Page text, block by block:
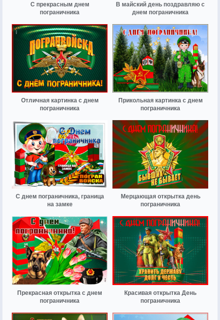
С прекрасным днем
пограничника
В майский день поздравляю с
днем пограничника
Отличная картинка с днем
пограничника
Прикольная картинка с днем
пограничника
С днем пограничника, граница
на замке
Мерцающая открытка день
пограничника
Прекрасная открытка с днем
пограничника
Красивая открытка День
пограничника